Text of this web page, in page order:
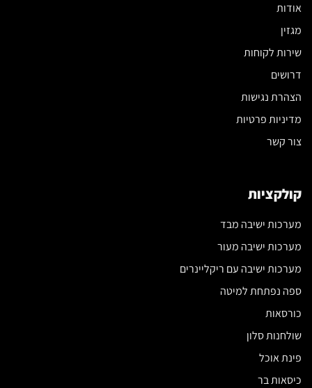
אודות
מגזין
שירות לקוחות
דרושים
הצהרת נגישות
מדיניות פרטיות
צור קשר
קולקציות
מערכות ישיבה מבד
מערכות ישיבה מעור
מערכות ישיבה עם ריקליינרים
ספה נפתחת למיטה
כורסאות
שולחנות סלון
פינת אוכל
כיסאות בר